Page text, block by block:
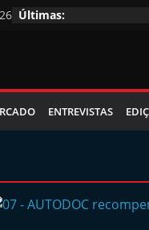
Últimas:
ENTREVISTAS